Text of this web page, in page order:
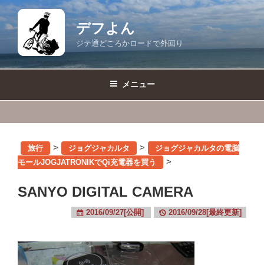
コ
ン
デフよん
ジテ通どころかロードで外回り
メニュー
旅行 > ジョグジャカルタ >
ジョグジャカルタの電脳
モールJOGJATRONIKでQi充電器を買う
>
SANYO DIGITAL CAMERA
2016/09/27[公開] 2016/09/28[最終更新]